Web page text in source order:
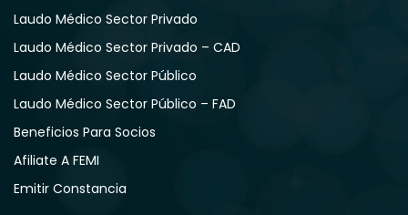
Laudo Médico Sector Privado
Laudo Médico Sector Privado – CAD
Laudo Médico Sector Público
Laudo Médico Sector Público – FAD
Beneficios Para Socios
Afiliate A FEMI
Emitir Constancia